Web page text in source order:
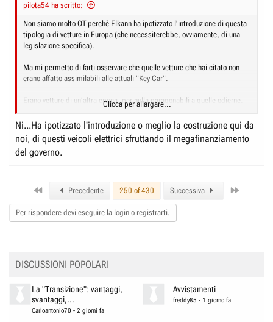
pilota54 ha scritto:
Non siamo molto OT perchè Elkann ha ipotizzato l'introduzione di questa
tipologia di vetture in Europa (che necessiterebbe, ovviamente, di una
legislazione specifica).
Ma mi permetto di farti osservare che quelle vetture che hai citato non
erano affatto assimilabili alle attuali "Key Car".
Erano vetture di un'altra epoca, per nulla paragonabili a quelle odierne.
Allora la 600 equivaleva a una segmento B di oggi, la 1.100 a una C e la
500 a una A. La 850 era chiaramente una segmento B, e la vecchia Y era
a tutti gli effetti una segmento B. Che c'entrano le Key car? Non c'entrano
nulla, come non c'entrano con le utilitarie di oggi, dato che hanno misure
nettamente inferiori a qualsiasi vettura europea (ma superiori alle
Clicca per allargare...
Ni...Ha ipotizzato l'introduzione o meglio la costruzione qui da
noi, di questi veicoli elettrici sfruttando il megafinanziamento
del governo.
Precedente 250 of 430 Successiva
Per rispondere devi eseguire la login o registrarti.
DISCUSSIONI POPOLARI
La "Transizione": vantaggi,
svantaggi,...
Carloantonio70 - 2 giorni fa
Avvistamenti
freddy85 - 1 giorno fa